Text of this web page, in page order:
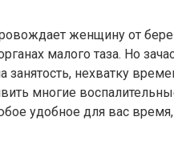
женщину от
малого таза. Но
занятость, нехватку
многие
удобное для вас время,